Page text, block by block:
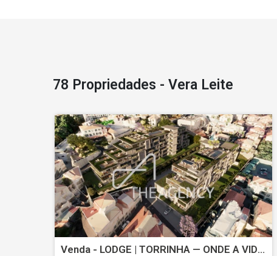
78 Propriedades - Vera Leite
Venda - LODGE | TORRINHA — ONDE A VIDA URBANA ENCONTRA O CONFORTO E A TRANQUILIDADE